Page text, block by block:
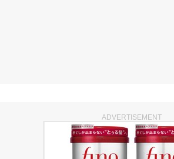
ADVERTISEMENT